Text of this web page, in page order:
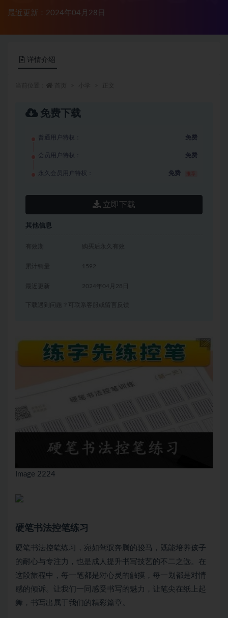
最近更新：2024年04月28日
详情介绍
免费下载
普通用户特权： 免费
会员用户特权： 免费
永久会员用户特权： 免费
立即下载
其他信息
有效期 购买后永久有效
累计销量 1592
2024年04月28日
下载遇到问题？可联系客服或留言反馈
Image 2224
硬笔书法控笔练习
硬笔书法控笔练习，宛如驾驭奔腾的骏马，既能培养孩子
的耐心与专注力，也是成人提升书写技艺的不二之选。在
这段旅程中，每一笔都是对心灵的触摸，每一划都是对情
感的倾诉。让我们一同感受书写的魅力，让笔尖在纸上起
舞，书写出属于我们的精彩篇章。